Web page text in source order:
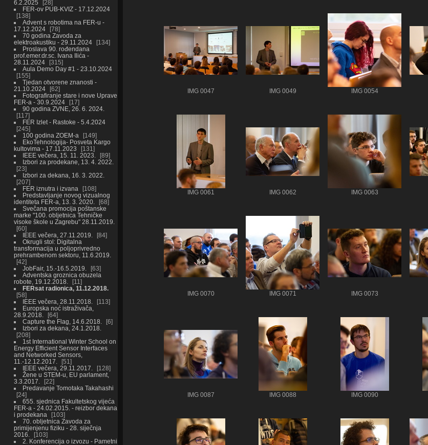
6.2.2025
28
FER-ov PUB-KVIZ - 17.12.2024
138
Advent s robotima na FER-u -
17.12.2024
78
70 godina Zavoda za
elektroakustiku - 29.11.2024
134
Proslava 90. rođendana
prof.emer.dr.sc. Ivana Ilića -
28.11.2024
315
Aula Demo Day #1 - 23.10.2024
155
Tjedan otvorene znanosti -
21.10.2024
62
Fotografiranje stare i nove Uprave
FER-a - 30.9.2024
17
90 godina ZVNE, 26. 6. 2024.
117
FER Izlet - Rastoke - 5.4.2024
245
100 godina ZOEM-a
149
EkoTehnologija- Posveta Kargo
kultovima - 17.11.2023
131
IEEE večera, 15. 11. 2023.
89
Izbori za prodekane, 13. 4. 2022.
23
Izbori za dekana, 16. 3. 2022.
207
FER iznutra i izvana
108
Predstavljanje novog vizualnog
identiteta FER-a, 13. 3. 2020.
68
Svečana promocija poštanske
marke "100. obljetnica Tehničke
visoke škole u Zagrebu" 28.11.2019.
60
IEEE večera, 27.11.2019.
84
Okrugli stol: Digitalna
transformacija u poljoprivredno
prehrambenom sektoru, 11.6.2019.
42
JobFair, 15.-16.5.2019.
63
Adventska groznica obuzela
robote, 19.12.2018.
11
FERsat radionica, 11.12.2018.
58
IEEE večera, 28.11.2018.
113
Europska noć istraživača,
28.9.2018.
64
Capture the Flag, 14.6.2018.
6
Izbori za dekana, 24.1.2018.
208
1st International Winter School on
Energy Efficient Sensor Interfaces
and Networked Sensors,
11.-12.12.2017.
51
IEEE večera, 29.11.2017.
128
Žene u STEM-u, EU parlament,
3.3.2017.
22
Predavanje Tomotaka Takahashi
24
655. sjednica Fakultetskog vijeća
FER-a - 24.02.2015. - reizbor dekana
i prodekana
103
70. obljetnica Zavoda za
primijenjenu fiziku - 28. siječnja
2016.
103
2. Konferencija o izvozu - Pametni
IMG 0047 IMG 0049 IMG 0054
IMG 0061 IMG 0062 IMG 0063
IMG 0070 IMG 0071 IMG 0073
IMG 0087 IMG 0088 IMG 0090